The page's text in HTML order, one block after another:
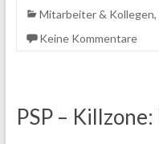
Mitarbeiter & Kollegen,
Keine Kommentare
PSP –